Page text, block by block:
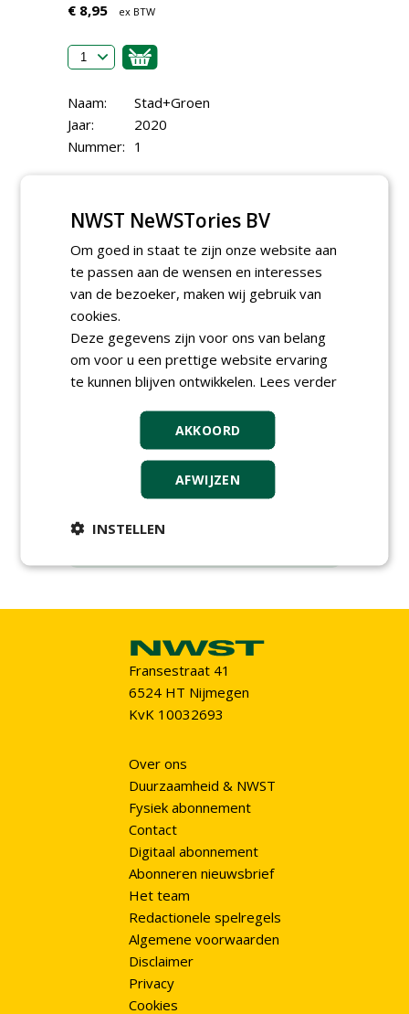
€ 8,95 ex BTW
Naam:
Stad+Groen
Jaar:
2020
Nummer: 1
Rubrieken
Alle rubrieken
Tijdschriften (losse exemplaren)
Fieldmanager
Greenkeeper
Stad + Groen
Boomzorg
De Hovenier
Boom in Business
kennismiddag 'Natuurlijke stappen
naar meer biodiversiteit'
Entreeticket
Fransestraat 41
6524 HT Nijmegen
KvK 10032693
Over ons
Duurzaamheid & NWST
Fysiek abonnement
Contact
Digitaal abonnement
Abonneren nieuwsbrief
Het team
Redactionele spelregels
Algemene voorwaarden
Disclaimer
Privacy
Cookies
NWST NeWSTories BV
Om goed in staat te zijn onze website aan
te passen aan de wensen en interesses
van de bezoeker, maken wij gebruik van
cookies.
Deze gegevens zijn voor ons van belang
om voor u een prettige website ervaring
te kunnen blijven ontwikkelen. Lees verder
AKKOORD
AFWIJZEN
INSTELLEN